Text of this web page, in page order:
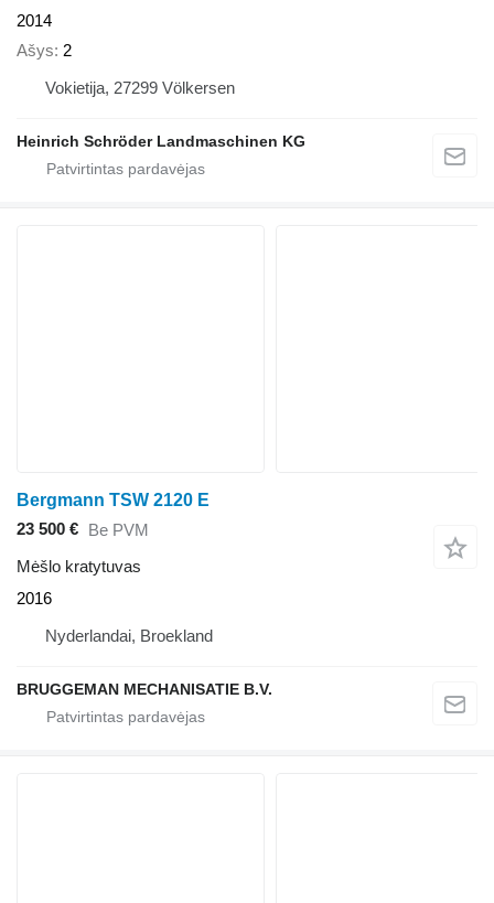
2014
Ašys 2
Vokietija, 27299 Völkersen
Heinrich Schröder Landmaschinen KG
Bergmann TSW 2120 E
23 500 € Be PVM
Mėšlo kratytuvas
2016
Nyderlandai, Broekland
BRUGGEMAN MECHANISATIE B.V.